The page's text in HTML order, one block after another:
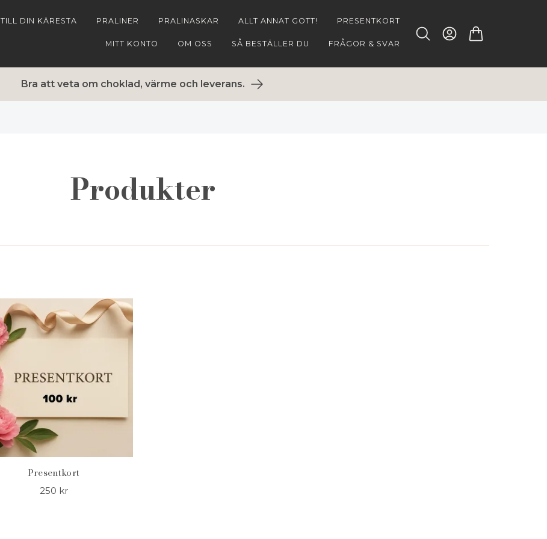
TILL DIN KÄRESTA PRALINER PRALINASKAR ALLT ANNAT GOTT! PRESENTKORT
MITT KONTO OM OSS SÅ BESTÄLLER DU FRÅGOR & SVAR
Bra att veta om choklad, värme och leverans.
Produkter
Presentkort
250 kr